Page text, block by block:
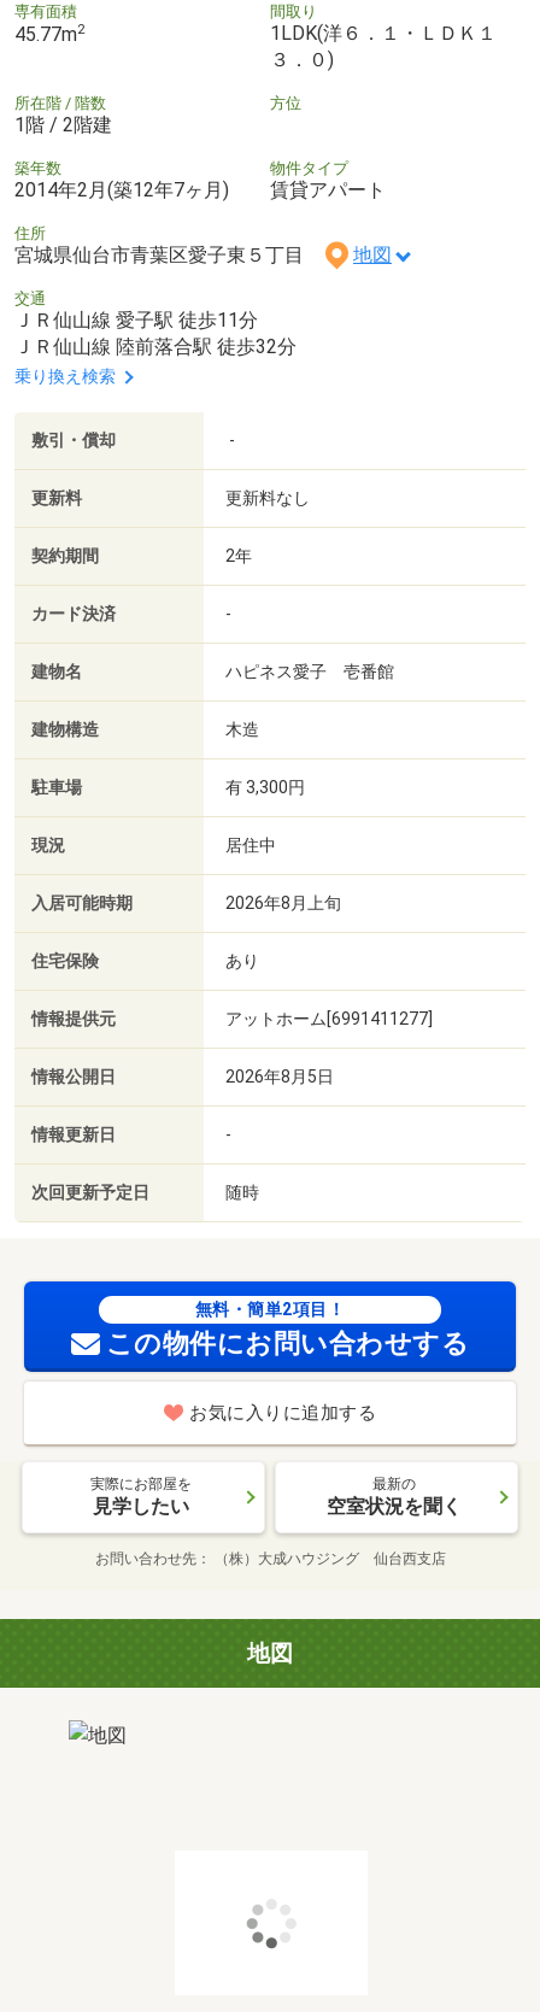
専有面積
45.77m2
間取り
1LDK(洋６．１・ＬＤＫ１
３．０)
所在階 / 階数
1階 / 2階建
方位
築年数
2014年2月(築12年7ヶ月)
物件タイプ
賃貸アパート
住所
宮城県仙台市青葉区愛子東５丁目 地図
交通
ＪＲ仙山線 愛子駅 徒歩11分
ＪＲ仙山線 陸前落合駅 徒歩32分
乗り換え検索
敷引・償却 -
更新料 更新料なし
契約期間 2年
カード決済 -
建物名 ハピネス愛子 壱番館
建物構造 木造
駐車場 有 3,300円
現況 居住中
入居可能時期 2026年8月上旬
住宅保険 あり
情報提供元 アットホーム[6991411277]
情報公開日 2026年8月5日
情報更新日 -
次回更新予定日 随時
無料・簡単2項目！
この物件にお問い合わせする
お気に入りに追加する
実際にお部屋を
見学したい
最新の
空室状況を聞く
お問い合わせ先 （株）大成ハウジング 仙台西支店
地図